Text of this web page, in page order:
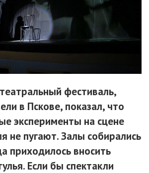
фестиваль,
в Пскове, показал, что
эксперименты на сцене
не пугают. Залы собирались
приходилось вносить
Если бы спектакли